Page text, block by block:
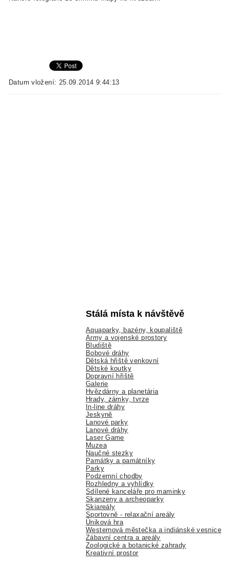
Datum vložení: 25.09.2014 9:44:13
Stálá místa k návštěvě
Aquaparky, bazény, koupaliště
Army a vojenské prostory
Bludiště
Bobové dráhy
Dětská hřiště venkovní
Dětské koutky
Dopravní hřiště
Galerie
Hvězdárny a planetária
Hrady, zámky, tvrze
In-line dráhy
Jeskyně
Lanové parky
Lanové dráhy
Laser Game
Muzea
Naučné stezky
Památky a památníky
Parky
Podzemní chodby
Rozhledny a vyhlídky
Sdílené kanceláře pro maminky
Skanzeny a archeoparky
Skiareály
Sportovně - relaxační areály
Úniková hra
Westernová městečka a indiánské vesnice
Zábavní centra a areály
Zoologické a botanické zahrady
Kreativní prostor